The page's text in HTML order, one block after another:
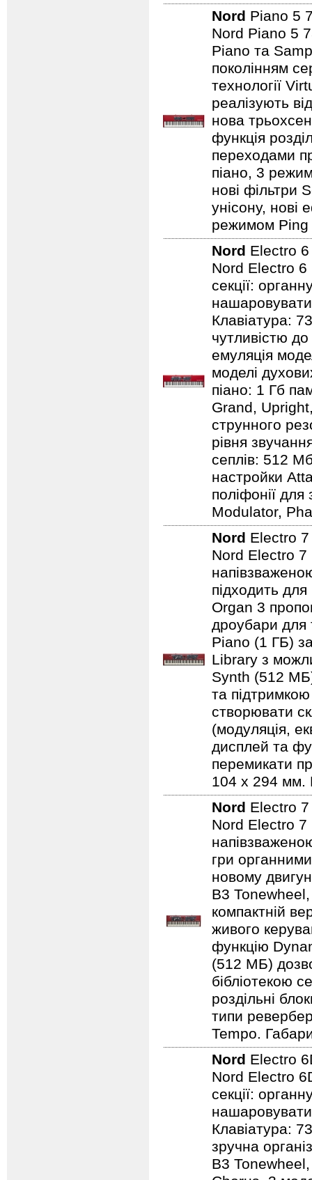
Nord Piano 5
Nord Piano 5
Piano та
поколінням
технології
реалізують
нова
функція
переходами
піано, 3
нові фільтри
унісону,
режимом Ping
Nord Electro
Nord Electro 6
секції:
нашаровувати
Клавіатура:
чутливістю
емуляція
моделі
піано: 1 Гб
Grand,
струнного
рівня
сеплів: 512
настройки
поліфонії
Modulator,
Nord Electro
Nord Electro 7
підходить
Organ 3
дроубари для
Piano (1 ГБ)
Library з
Synth (512
та
створювати
(модуляція,
дисплей та
перемикати
104 x 294 мм.
Nord Electro
Nord Electro 7
гри
новому
B3
компактній
живого
функцію
(512 МБ)
бібліотекою
роздільні
типи
Tempo.
Nord Electro
Nord Electro
секції:
нашаровувати
Клавіатура:
зручна
B3